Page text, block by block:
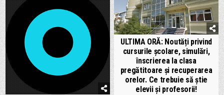
ULTIMA ORĂ: Noutăți privind
cursurile școlare, simulări,
înscrierea la clasa
pregătitoare și recuperarea
orelor. Ce trebuie să știe
elevii și profesorii!